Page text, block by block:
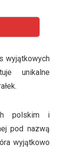
wyjątkowych
unikalne
polskim i
pod nazwą
wyjątkowo